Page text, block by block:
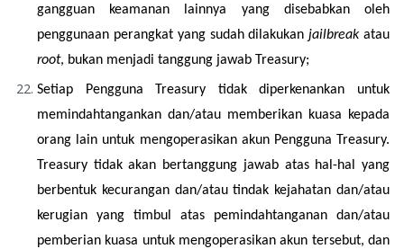
gangguan keamanan lainnya yang disebabkan oleh
penggunaan perangkat yang sudah dilakukan jailbreak
root, bukan menjadi tanggung jawab Treasury;
Setiap Pengguna Treasury tidak diperkenankan untuk
memindahtangankan dan/atau memberikan kuasa kepada
orang lain untuk mengoperasikan akun Pengguna Treasury.
Treasury tidak akan bertanggung jawab atas hal-hal yang
berbentuk kecurangan dan/atau tindak kejahatan dan/atau
kerugian yang timbul atas pemindahtanganan dan/atau
pemberian kuasa untuk mengoperasikan akun tersebut, dan